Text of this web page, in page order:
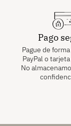
Pago
Pague de
PayPal o
No